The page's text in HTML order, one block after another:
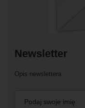
Newsletter
Opis newslettera
Podaj swoje imię